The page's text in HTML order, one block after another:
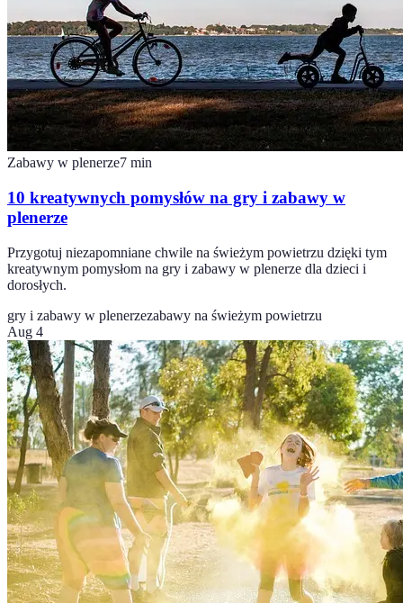
Zabawy w plenerze7 min
10 kreatywnych pomysłów na gry i zabawy w
plenerze
Przygotuj niezapomniane chwile na świeżym powietrzu dzięki tym
kreatywnym pomysłom na gry i zabawy w plenerze dla dzieci i
dorosłych.
gry i zabawy w plenerzezabawy na świeżym powietrzu
Aug 4